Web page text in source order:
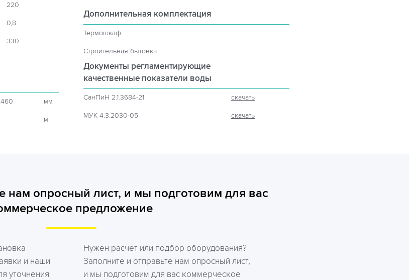
220
0,8
330
мм
м
Дополнительная комплектация
Термошкаф
Строительная бытовка
Документы регламентирующие
качественные показатели воды
СанПиН 2.1.3684-21 скачать
МУК 4.3.2030-05 скачать
нам опросный лист, и мы подготовим для вас
предложение
и наши
уточнения
Нужен расчет или подбор оборудования?
Заполните и отправьте нам опросный лист,
и мы подготовим для вас коммерческое